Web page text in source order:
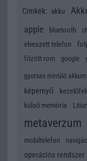
Címkék: akku
apple bluetooth
elveszett telefon
főzött rom
google
gyorsan merülő
képernyő
külső memória
metaverzum
mobiltelefon
operációs rendszer